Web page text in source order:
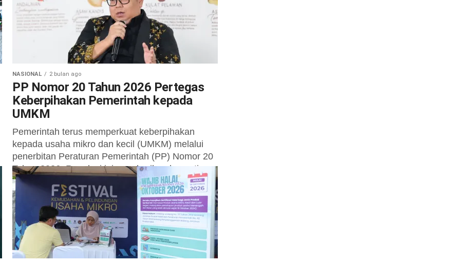
NASIONAL 2 bulan ago
PP Nomor 20 Tahun 2026 Pertegas
Keberpihakan Pemerintah kepada
UMKM
Pemerintah terus memperkuat keberpihakan
kepada usaha mikro dan kecil (UMKM) melalui
penerbitan Peraturan Pemerintah (PP) Nomor 20
Tahun 2026. Regulasi ini memberikan kepastian
dan kemudahan perpajakan...